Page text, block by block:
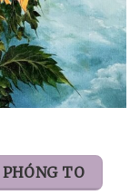
PHÓNG TO